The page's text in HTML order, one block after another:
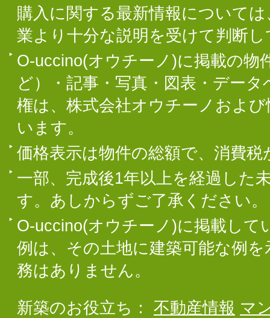
購入に関する最新情報について
業より十分な説明を受けて判断
O-uccino(オウチーノ)に掲載の物
ど）・記事・写真・図表・デー
権は、株式会社オウチーノおよ
います。
価格表示は物件の総額で、消費
一部、完成後1年以上を経過した
す。あしからずご了承ください。
O-uccino(オウチーノ)に掲載して
例は、その土地に建築可能な例
務はありません。
新築のお役立ち： 不動産情報 マ